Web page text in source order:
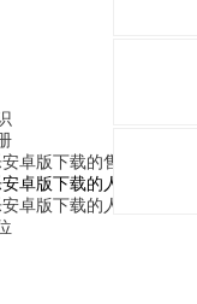
卓版下载的售后服务
卓版下载的人才招聘
卓版下载的人才理念